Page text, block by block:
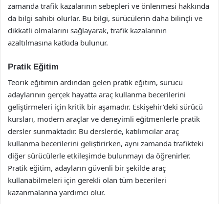
zamanda trafik kazalarının sebepleri ve önlenmesi hakkında
da bilgi sahibi olurlar. Bu bilgi, sürücülerin daha bilinçli ve
dikkatli olmalarını sağlayarak, trafik kazalarının
azaltılmasına katkıda bulunur.
Pratik Eğitim
Teorik eğitimin ardından gelen pratik eğitim, sürücü
adaylarının gerçek hayatta araç kullanma becerilerini
geliştirmeleri için kritik bir aşamadır. Eskişehir’deki sürücü
kursları, modern araçlar ve deneyimli eğitmenlerle pratik
dersler sunmaktadır. Bu derslerde, katılımcılar araç
kullanma becerilerini geliştirirken, aynı zamanda trafikteki
diğer sürücülerle etkileşimde bulunmayı da öğrenirler.
Pratik eğitim, adayların güvenli bir şekilde araç
kullanabilmeleri için gerekli olan tüm becerileri
kazanmalarına yardımcı olur.